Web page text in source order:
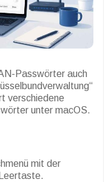
Passwörter auch
verschiedene
unter macOS.
mit der